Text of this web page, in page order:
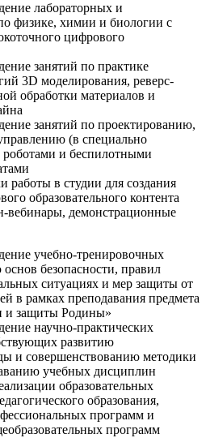
лабораторных и
физике, химии и биологии с
цифрового
занятий по практике
3D моделирования, реверс-
обработки материалов и
занятий по проектированию,
(в специально
роботами и беспилотными
работы в студии для создания
образовательного контента
вебинары, демонстрационные
учебно-тренировочных
безопасности, правил
ситуациях и мер защиты от
в рамках преподавания предмета
и защиты Родины»
научно-практических
развитию
и совершенствованию методики
учебных дисциплин
образовательных
образования,
программ и
программ